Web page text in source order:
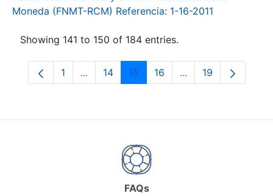
Moneda (FNMT-RCM) Referencia: 1-16-2011
Showing 141 to 150 of 184 entries.
Page
1 ...Intermediate Pages Use TAB to navigate.
Page
14 Page
15 Page
16 ...Intermediate
Page
19
FAQs